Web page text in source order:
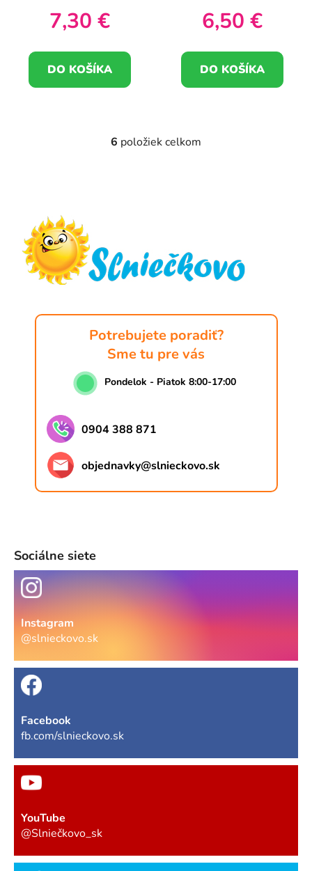
7,30 €
DO KOŠÍKA
6,50 €
DO KOŠÍKA
O
i
e
v
k
y
v
ý
6 položiek celkom
Potrebujete poradiť?
Sme tu pre vás
Pondelok - Piatok 8:00-17:00
0904 388 871
objednavky@slnieckovo.sk
Sociálne siete
Instagram
@slnieckovo.sk
Facebook
fb.com/slnieckovo.sk
YouTube
@Slniečkovo_sk